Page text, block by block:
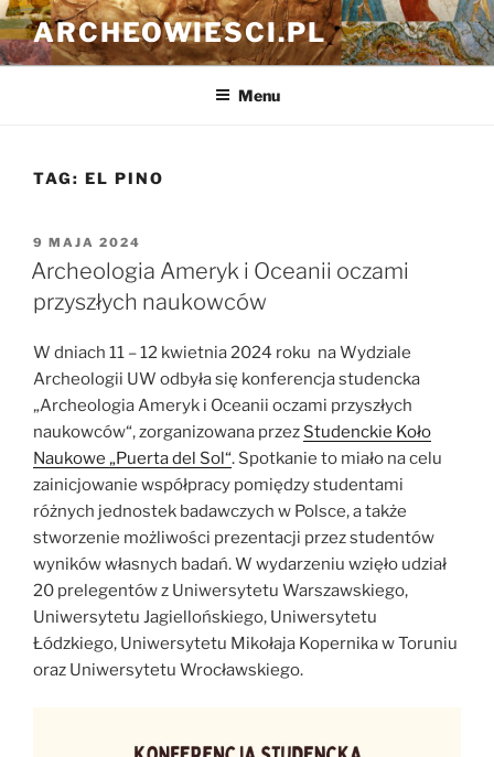
Przejdź
do
treści
ARCHEOWIESCI.PL
Menu
TAG: EL PINO
OPUBLIKOWANE
W
9 MAJA 2024
Archeologia Ameryk i Oceanii oczami
przyszłych naukowców
W dniach 11 – 12 kwietnia 2024 roku na Wydziale
Archeologii UW odbyła się konferencja studencka
„Archeologia Ameryk i Oceanii oczami przyszłych
naukowców“, zorganizowana przez Studenckie Koło
Naukowe „Puerta del Sol“. Spotkanie to miało na celu
zainicjowanie współpracy pomiędzy studentami
różnych jednostek badawczych w Polsce, a także
stworzenie możliwości prezentacji przez studentów
wyników własnych badań. W wydarzeniu wzięło udział
20 prelegentów z Uniwersytetu Warszawskiego,
Uniwersytetu Jagiellońskiego, Uniwersytetu
Łódzkiego, Uniwersytetu Mikołaja Kopernika w Toruniu
oraz Uniwersytetu Wrocławskiego.